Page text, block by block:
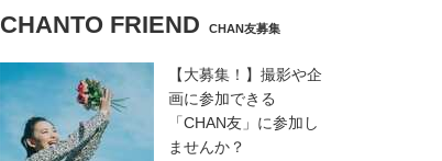
CHANTO FRIEND CHAN友募集
【大募集！】撮影や企
画に参加できる
「CHAN友」に参加し
ませんか？